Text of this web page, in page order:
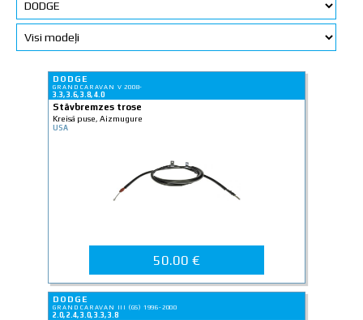
DODGE
GRAND CARAVAN V 2008-
3.3, 3.6, 3.8, 4.0
Stāvbremzes trose
Kreisā puse, Aizmugure
USA
50.00 €
DODGE
GRAND CARAVAN III (GS) 1996-2000
2.0, 2.4, 3.0, 3.3, 3.8